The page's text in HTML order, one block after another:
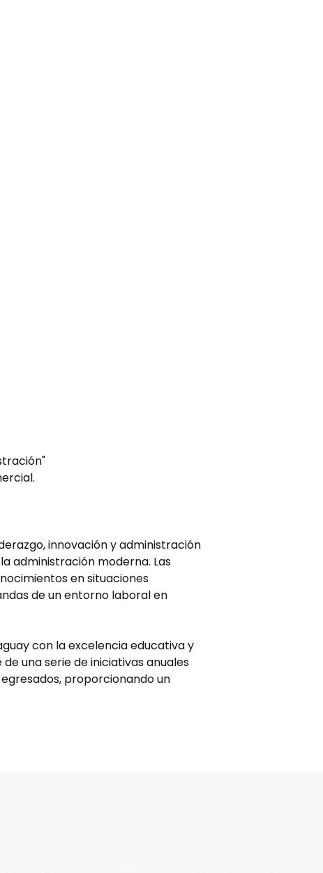
innovación y administración
administración moderna. Las
en situaciones
de un entorno laboral en
con la excelencia educativa y
una serie de iniciativas anuales
proporcionando un